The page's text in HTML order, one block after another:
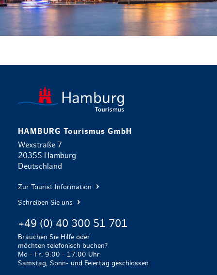
HAMBURG Tourismus GmbH
Wexstraße 7
20355 Hamburg
Deutschland
Zur Tourist Information
Schreiben Sie uns
+49 (0) 40 300 51 701
Brauchen Sie Hilfe oder
möchten telefonisch buchen?
Mo - Fr: 9:00 - 17:00 Uhr
Samstag, Sonn- und Feiertag geschlossen